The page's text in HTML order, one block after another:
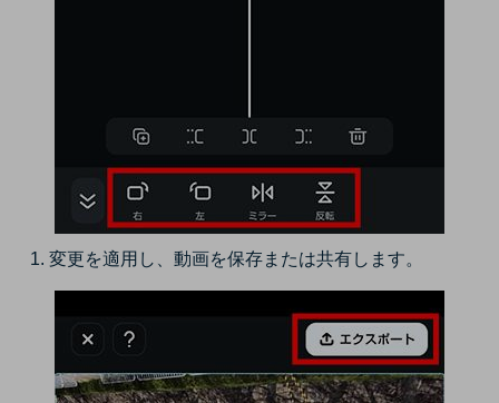
変更を適用し、動画を保存または共有します。